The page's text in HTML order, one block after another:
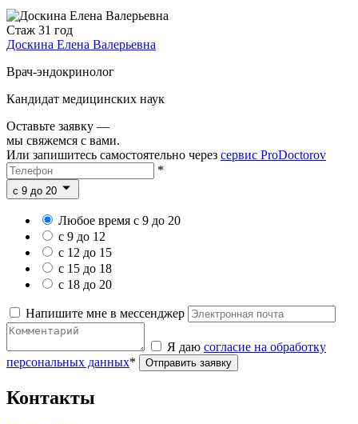
Стаж 31 год
Доскина Елена Валерьевна
Врач-эндокринолог
Кандидат медицинских наук
Оставьте заявку —
мы свяжемся с вами.
Или запишитесь самостоятельно через сервис ProDoctorov
*
c 9 до 20
Любое время с 9 до 20
с 9 до 12
с 12 до 15
с 15 до 18
с 18 до 20
Напишите мне в мессенджер
Я даю согласие на обработку
персональных данных* Отправить заявку
Контакты